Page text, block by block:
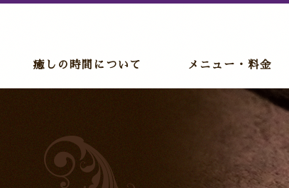
癒しの時間について メニュー・料金